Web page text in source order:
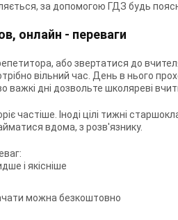
за допомогою ГДЗ будь
онлайн - переваги
або звертатися до
вільний час. День в нього
важкі дні дозвольте школяреві
частіше. Іноді цілі тижні
вдома, з розв'язнику.
і якісніше
можна безкоштовно